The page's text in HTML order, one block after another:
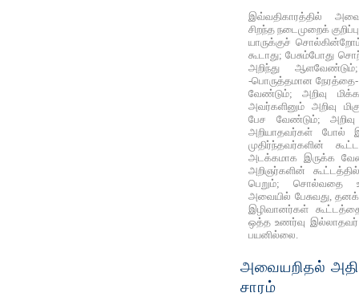
இவ்வதிகாரத்தில்
சிறந்த நடைமுறைக்
யாருக்குச்
கூடாது; பேசும்போது
அறிந்து
-பொருத்தமான
வேண்டும்; அறிவு
அவர்களினும் அறிவு
பேச வேண்டும்;
அறியாதவர்கள் போல்
முதிர்ந்தவர்களின்
அடக்கமாக இருக்க
அறிஞர்களின்
பெறும்; சொல்வதை
அவையில் பேசுவது,
இழிவானர்கள்
ஒத்த உணர்வு இல்லாதவர்
பயனில்லை.
அவையறிதல்
சாரம்